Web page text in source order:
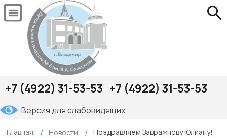
+7 (4922) 31-53-53 +7 (4922) 31-53-53
Версия для слабовидящих
Главная Новости Поздравляем Завражнову Юлиану!